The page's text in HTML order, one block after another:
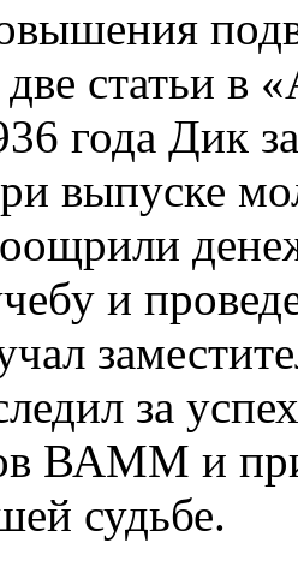
статьи в
года Дик
выпуске
и
за
ВАММ и
судьбе.